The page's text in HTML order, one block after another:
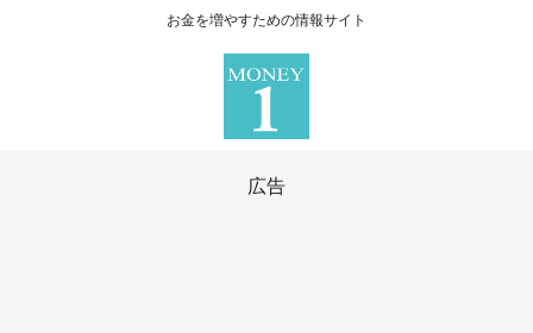
お金を増やすための情報サイト
広告